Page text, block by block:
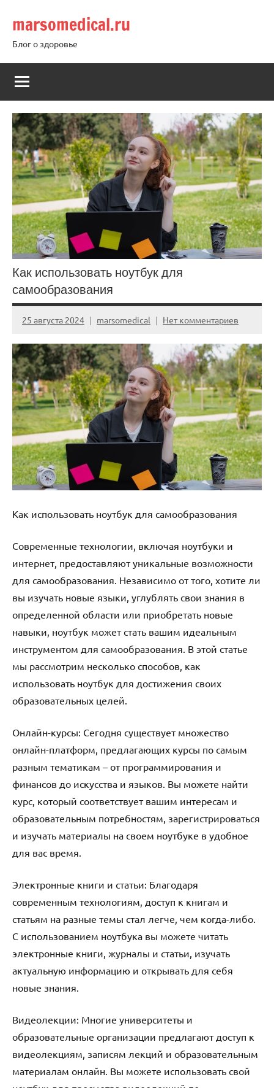
содержимому
marsomedical.ru
Блог о здоровье
Как использовать ноутбук для
самообразования
25 августа 2024 marsomedical Нет комментариев
Как использовать ноутбук для самообразования
Современные технологии, включая ноутбуки и
интернет, предоставляют уникальные возможности
для самообразования. Независимо от того, хотите ли
вы изучать новые языки, углублять свои знания в
определенной области или приобретать новые
навыки, ноутбук может стать вашим идеальным
инструментом для самообразования. В этой статье
мы рассмотрим несколько способов, как
использовать ноутбук для достижения своих
образовательных целей.
Онлайн-курсы: Сегодня существует множество
онлайн-платформ, предлагающих курсы по самым
разным тематикам – от программирования и
финансов до искусства и языков. Вы можете найти
курс, который соответствует вашим интересам и
образовательным потребностям, зарегистрироваться
и изучать материалы на своем ноутбуке в удобное
для вас время.
Электронные книги и статьи: Благодаря
современным технологиям, доступ к книгам и
статьям на разные темы стал легче, чем когда-либо.
С использованием ноутбука вы можете читать
электронные книги, журналы и статьи, изучать
актуальную информацию и открывать для себя
новые знания.
Видеолекции: Многие университеты и
образовательные организации предлагают доступ к
видеолекциям, записям лекций и образовательным
материалам онлайн. Вы можете использовать свой